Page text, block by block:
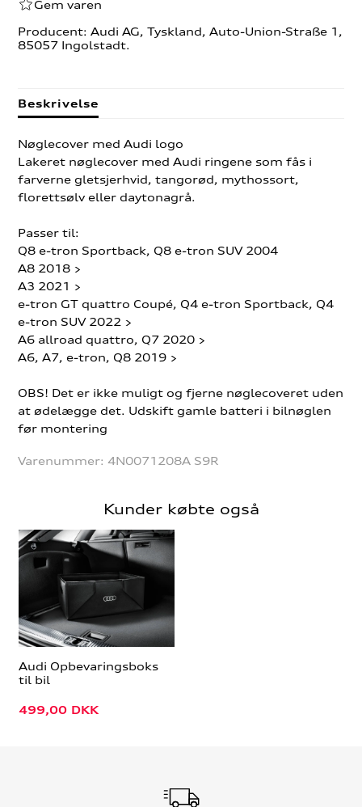
Gem varen
Producent: Audi AG, Tyskland, Auto-Union-Straße 1,
85057 Ingolstadt.
Beskrivelse
Nøglecover med Audi logo
Lakeret nøglecover med Audi ringene som fås i
farverne gletsjerhvid, tangorød, mythossort,
florettsølv eller daytonagrå.
Passer til:
Q8 e-tron Sportback, Q8 e-tron SUV 2004
A8 2018 >
A3 2021 >
e-tron GT quattro Coupé, Q4 e-tron Sportback, Q4
e-tron SUV 2022 >
A6 allroad quattro, Q7 2020 >
A6, A7, e-tron, Q8 2019 >
OBS! Det er ikke muligt og fjerne nøglecoveret uden
at ødelægge det. Udskift gamle batteri i bilnøglen
før montering
Varenummer:4N0071208A S9R
Kunder købte også
Audi Opbevaringsboks
til bil
499,00 DKK